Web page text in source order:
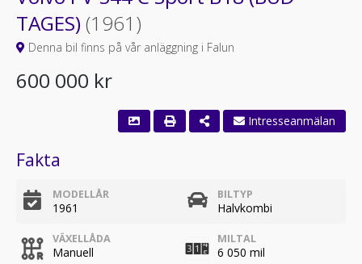
TAGES) (1961)
Denna bil finns på vår anläggning i Falun
600 000 kr
Fakta
MODELLÅR
1961
BILTYP
Halvkombi
VÄXELLÅDA
Manuell
MILTAL
6 050 mil